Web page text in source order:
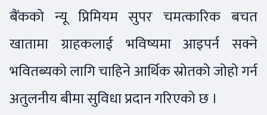
बैंकको न्यू प्रिमियम सुपर चमत्कारिक बचत
खातामा ग्राहकलाई भविष्यमा आइपर्न सक्ने
भवितब्यको लागि चाहिने आर्थिक स्रोतको जोहो गर्न
अतुलनीय बीमा सुविधा प्रदान गरिएको छ ।